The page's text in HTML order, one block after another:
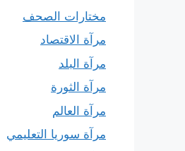
مختارات الصحف
مرآة الاقتصاد
مرآة البلد
مرآة الثورة
مرآة العالم
مرآة سوريا التعليمي